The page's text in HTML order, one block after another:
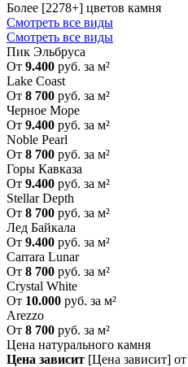
Более [2278+] цветов камня
Смотреть все виды
Смотреть все виды
Пик Эльбруса
От 9.400 руб. за м²
Lake Coast
От 8 700 руб. за м²
Черное Море
От 9.400 руб. за м²
Noble Pearl
От 8 700 руб. за м²
Горы Кавказа
От 9.400 руб. за м²
Stellar Depth
От 8 700 руб. за м²
Лед Байкала
От 9.400 руб. за м²
Carrara Lunar
От 8 700 руб. за м²
Crystal White
От 10.000 руб. за м²
Arezzo
От 8 700 руб. за м²
Цена натурального камня
Цена зависит [Цена зависит]